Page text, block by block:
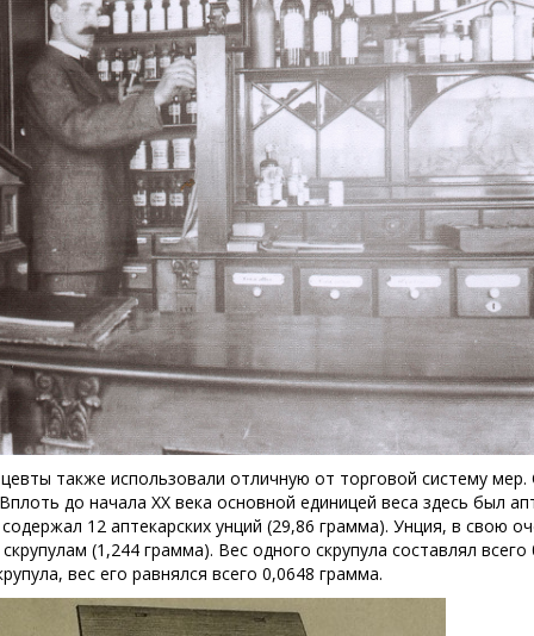
также использовали отличную от торговой систему
до начала ХХ века основной единицей веса здесь был
12 аптекарских унций (29,86 грамма). Унция, в свою
(1,244 грамма). Вес одного скрупула составлял
вес его равнялся всего 0,0648 грамма.